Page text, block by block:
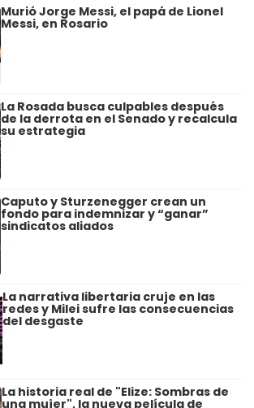
Murió Jorge Messi, el papá de Lionel
Messi, en Rosario
La Rosada busca culpables después
de la derrota en el Senado y recalcula
su estrategia
Caputo y Sturzenegger crean un
fondo para indemnizar y “ganar”
sindicatos aliados
La narrativa libertaria cruje en las
redes y Milei sufre las consecuencias
del desgaste
La historia real de "Elize: Sombras de
una mujer", la nueva película de